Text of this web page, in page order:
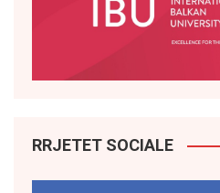
RRJETET SOCIALE